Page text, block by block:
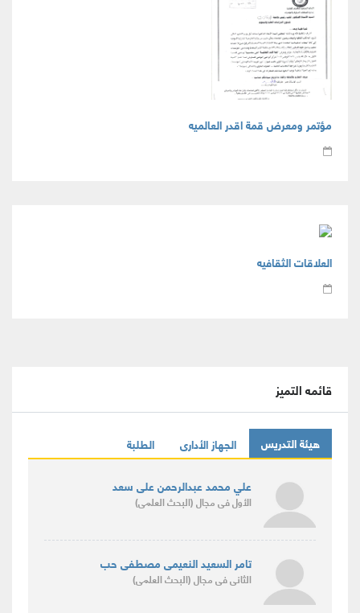
مؤتمر ومعرض قمة اقدر العالميه
العلاقات الثقافيه
قائمه التميز
هيئة التدريس الجهاز الأدارى الطلبة
علي محمد عبدالرحمن على سعد
الأولفى مجال(البحث العلمى)
تامر السعيد النعيمى مصطفى حب
الثانىفى مجال(البحث العلمى)